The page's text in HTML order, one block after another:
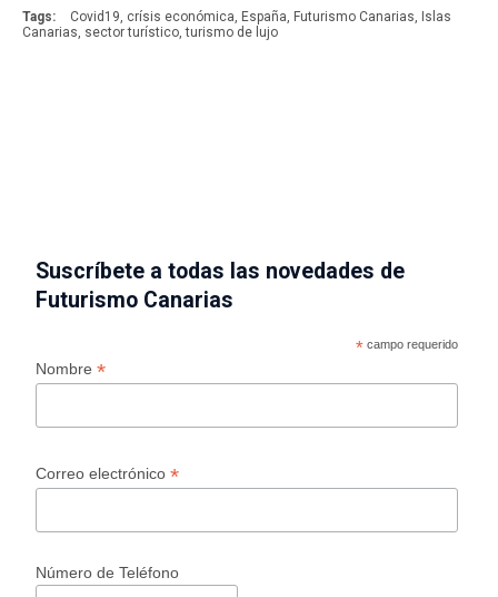
Tags: Covid19 crísis económica España Futurismo Canarias Islas
Canarias sector turístico ,turismo de lujo
Suscríbete a todas las novedades de
Futurismo Canarias
* campo requerido
Nombre*
Correo electrónico*
Número de Teléfono